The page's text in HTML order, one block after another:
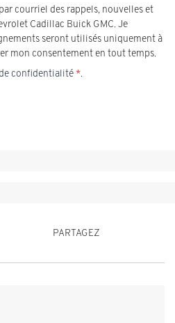
courriel des rappels, nouvelles et
Cadillac Buick GMC. Je
seront utilisés uniquement à
mon consentement en tout temps.
confidentialité *.
PARTAGEZ